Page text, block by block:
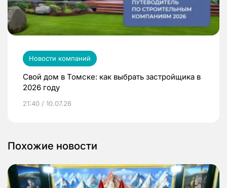
Новости компаний
Свой дом в Томске: как выбрать застройщика в
2026 году
21:40 / 10.07.26
Похожие новости